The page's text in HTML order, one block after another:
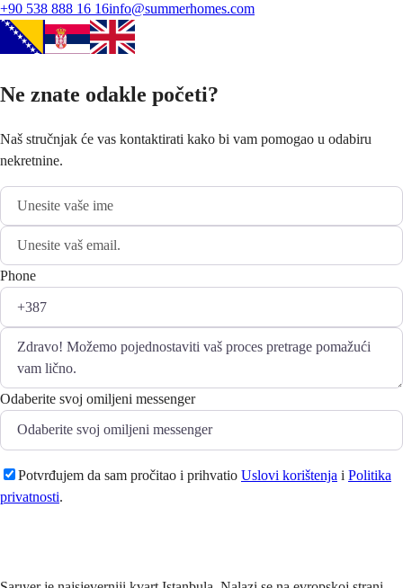
+90 538 888 16 16info@summerhomes.com
Ne znate odakle početi?
Naš stručnjak će vas kontaktirati kako bi vam pomogao u odabiru
nekretnine.
Phone
Odaberite svoj omiljeni messenger
Potvrđujem da sam pročitao i prihvatio Uslovi korištenja i Politika
privatnosti.